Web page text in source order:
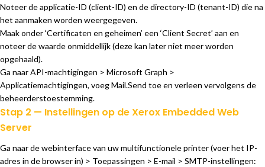
Noteer de applicatie-ID (client-ID) en de directory-ID (tenant-ID) die na
het aanmaken worden weergegeven.
Maak onder ‘Certificaten en geheimen’ een ‘Client Secret’ aan en
noteer de waarde onmiddellijk (deze kan later niet meer worden
opgehaald).
Ga naar API-machtigingen > Microsoft Graph >
Applicatiemachtigingen, voeg Mail.Send toe en verleen vervolgens de
beheerderstoestemming.
Stap 2 — Instellingen op de Xerox Embedded Web
Server
Ga naar de webinterface van uw multifunctionele printer (voer het IP-
adres in de browser in) > Toepassingen > E-mail > SMTP-instellingen: